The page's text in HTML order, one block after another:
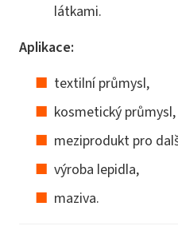
látkami.
Aplikace:
textilní průmysl,
kosmetický průmysl,
meziprodukt pro
výroba lepidla,
maziva.